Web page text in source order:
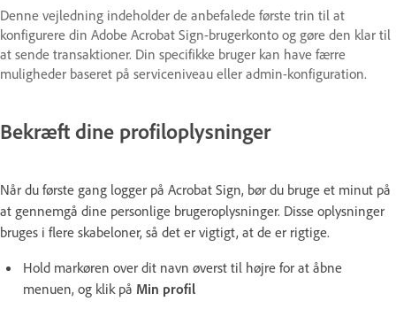
Denne vejledning indeholder de anbefalede første trin til at
konfigurere din Adobe Acrobat Sign-brugerkonto og gøre den klar til
at sende transaktioner. Din specifikke bruger kan have færre
muligheder baseret på serviceniveau eller admin-konfiguration.
Bekræft dine profiloplysninger
Når du første gang logger på Acrobat Sign, bør du bruge et minut på
at gennemgå dine personlige brugeroplysninger. Disse oplysninger
bruges i flere skabeloner, så det er vigtigt, at de er rigtige.
Hold markøren over dit navn øverst til højre for at åbne
menuen, og klik på Min profil